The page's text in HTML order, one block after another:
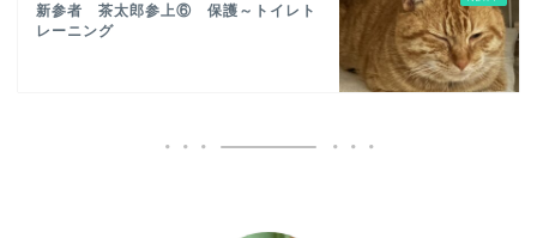
新参者 茶太郎参上⑥ 保護～トイレト
レーニング